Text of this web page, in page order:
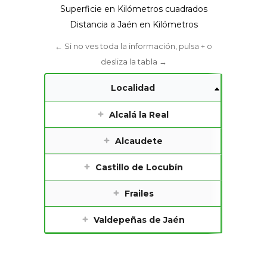
Superficie en Kilómetros cuadrados
Distancia a Jaén en Kilómetros
Localidad
Alcalá la Real
Alcaudete
Castillo de Locubín
Frailes
Valdepeñas de Jaén